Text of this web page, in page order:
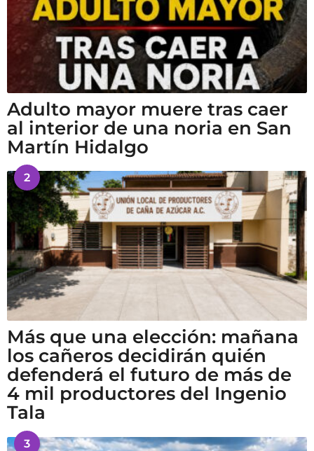
Adulto mayor muere tras caer
al interior de una noria en San
Martín Hidalgo
2
Más que una elección: mañana
los cañeros decidirán quién
defenderá el futuro de más de
4 mil productores del Ingenio
Tala
3